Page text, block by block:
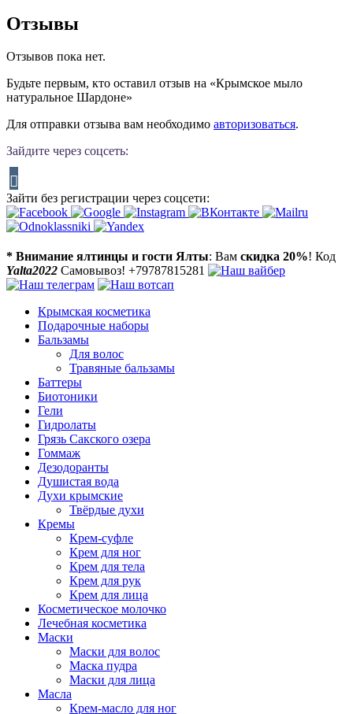
Отзывы
Отзывов пока нет.
Будьте первым, кто оставил отзыв на «Крымское мыло
натуральное Шардоне»
Для отправки отзыва вам необходимо авторизоваться.
Зайдите через соцсеть:
Зайти без регистрации через соцсети:
* Внимание ялтинцы и гости Ялты: Вам скидка 20%! Код
Yalta2022 Самовывоз! +79787815281
Крымская косметика
Подарочные наборы
Бальзамы
Для волос
Травяные бальзамы
Баттеры
Биотоники
Гели
Гидролаты
Грязь Сакского озера
Гоммаж
Дезодоранты
Душистая вода
Духи крымские
Твёрдые духи
Кремы
Крем-суфле
Крем для ног
Крем для тела
Крем для рук
Крем для лица
Косметическое молочко
Лечебная косметика
Маски
Маски для волос
Маска пудра
Маски для лица
Масла
Крем-масло для ног